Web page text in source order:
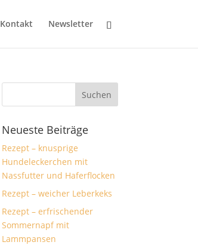
Kontakt Newsletter
Neueste Beiträge
Rezept – knusprige
Hundeleckerchen mit
Nassfutter und Haferflocken
Rezept – weicher Leberkeks
Rezept – erfrischender
Sommernapf mit
Lammpansen